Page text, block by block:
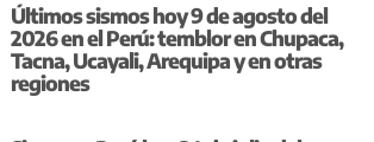
Últimos sismos hoy 9 de agosto del
2026 en el Perú: temblor en Chupaca,
Tacna, Ucayali, Arequipa y en otras
regiones